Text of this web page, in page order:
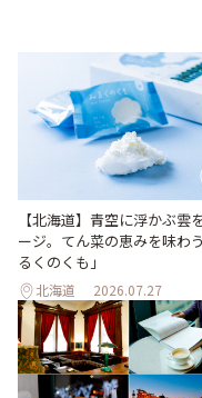
【北海道】青空に浮かぶ雲
ージ。てん菜の恵みを味わ
るくのくも」
北海道 2026.07.27